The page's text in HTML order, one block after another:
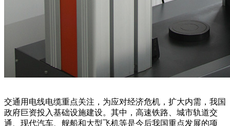
交通用电线电缆重点关注，为应对经济危机，扩大内需，我国
政府巨资投入基础设施建设。其中，高速铁路、城市轨道交
通、现代汽车、舰船和大型飞机等是今后我国重点发展的项